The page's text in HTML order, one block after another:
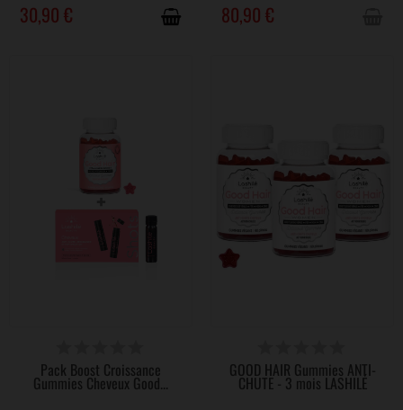
30,90 € 80,90 €
Pack Boost Croissance
Gummies Cheveux Good...
GOOD HAIR Gummies ANTI-
CHUTE - 3 mois LASHILÉ